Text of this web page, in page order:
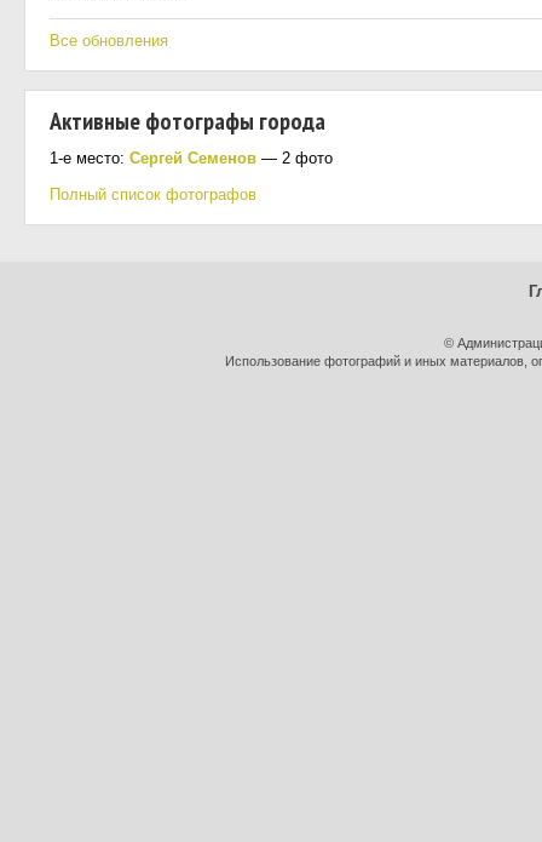
Все обновления
Активные фотографы города
1-е место: Сергей Семенов — 2 фото
Полный список фотографов
©
Использование фотографий и иных материалов,